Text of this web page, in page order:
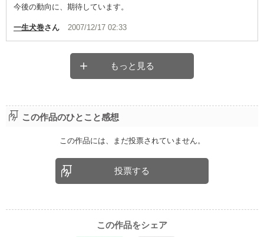
今後の動向に、期待しています。
一生犬巻さん 2007/12/17 02:33
もっと見る
この作品のひとこと感想
この作品には、まだ投票されていません。
投票する
この作品をシェア